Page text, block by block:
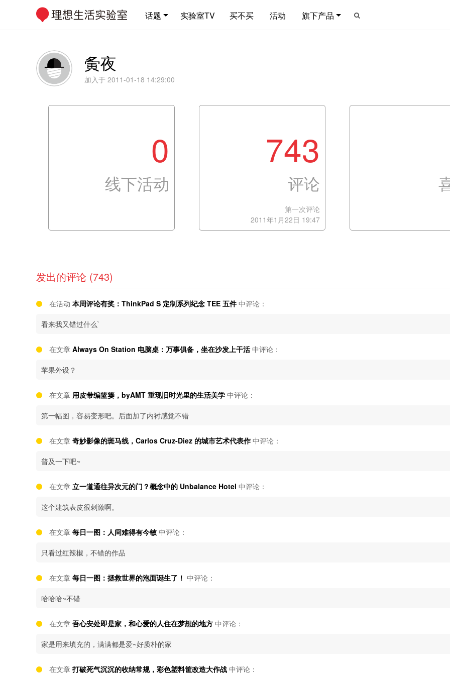
话题 实验室TV 买不买 活动 旗下产品
夤夜
加入于 2011-01-18 14:29:00
0
线下活动
743
评论
第一次评论
2011年1月22日 19:47
发出的评论 (743)
在活动 本周评论有奖：ThinkPad S 定制系列纪念 TEE 五件中评论：
看来我又错过什么`
在文章 Always On Station 电脑桌：万事俱备，坐在沙发上干活 中评论：
苹果外设？
在文章 用皮带编篮篓，byAMT 重现旧时光里的生活美学 中评论：
第一幅图，容易变形吧。后面加了内衬感觉不错
在文章 奇妙影像的斑马线，Carlos Cruz-Diez 的城市艺术代表作中评论：
普及一下吧~
在文章 立一道通往异次元的门？概念中的 Unbalance Hotel 中评论：
这个建筑表皮很刺激啊。
在文章 每日一图：人间难得有今敏 中评论：
只看过红辣椒，不错的作品
在文章 每日一图：拯救世界的泡面诞生了！ 中评论：
哈哈哈~不错
在文章 吾心安处即是家，和心爱的人住在梦想的地方 中评论：
家是用来填充的，满满都是爱~好质朴的家
在文章 打破死气沉沉的收纳常规，彩色塑料筐改造大作战 中评论：